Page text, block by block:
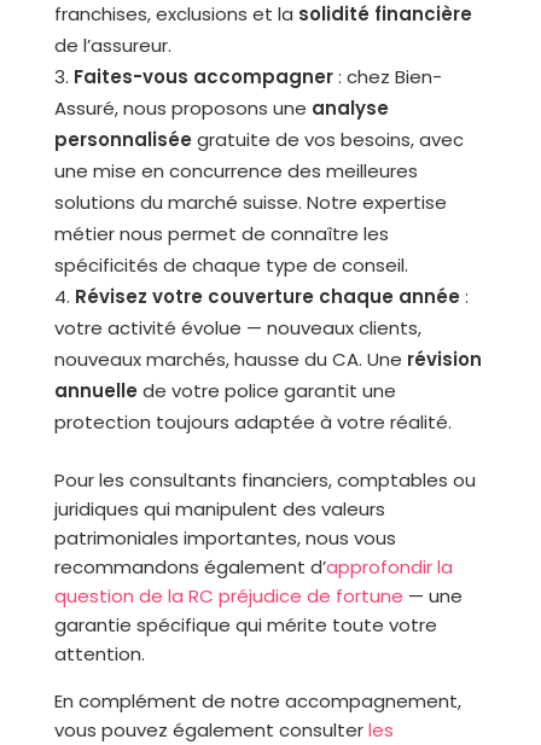
franchises, exclusions et la solidité financière
de l’assureur.
Faites-vous accompagner: chez Bien-
Assuré, nous proposons une analyse
personnalisée gratuite de vos besoins, avec
une mise en concurrence des meilleures
solutions du marché suisse. Notre expertise
métier nous permet de connaître les
spécificités de chaque type de conseil.
Révisez votre couverture chaque année :
votre activité évolue — nouveaux clients,
nouveaux marchés, hausse du CA. Une révision
annuelle de votre police garantit une
protection toujours adaptée à votre réalité.
Pour les consultants financiers, comptables ou
juridiques qui manipulent des valeurs
patrimoniales importantes, nous vous
recommandons également d’approfondir la
question de la RC préjudice de fortune — une
garantie spécifique qui mérite toute votre
attention.
En complément de notre accompagnement,
vous pouvez également consulterles